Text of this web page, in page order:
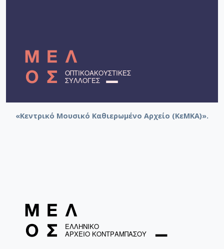
«Κεντρικό Μουσικό Καθιερωμένο Αρχείο (ΚεΜΚΑ)».